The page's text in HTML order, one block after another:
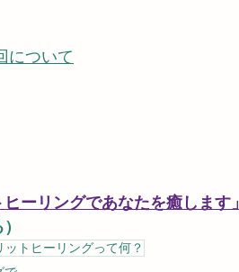
について
ヒーリングであなたを癒します」
トヒーリングって何？